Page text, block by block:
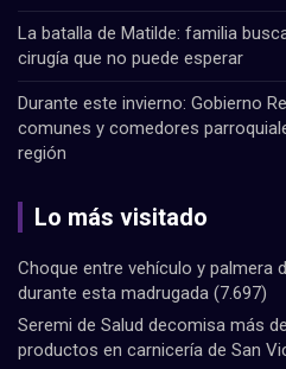
La batalla de Matilde: familia
cirugía que no puede esperar
Durante este invierno: Gobierno
comunes y comedores
región
Lo más visitado
Choque entre vehículo y palmera
durante esta madrugada (7.697)
Seremi de Salud decomisa más
productos en carnicería de San